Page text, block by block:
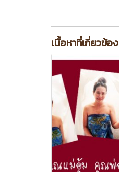
เนื้อหาที่เกี่ยวข้อง